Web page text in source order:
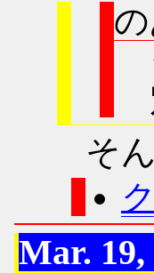
そ
Mar. 19,